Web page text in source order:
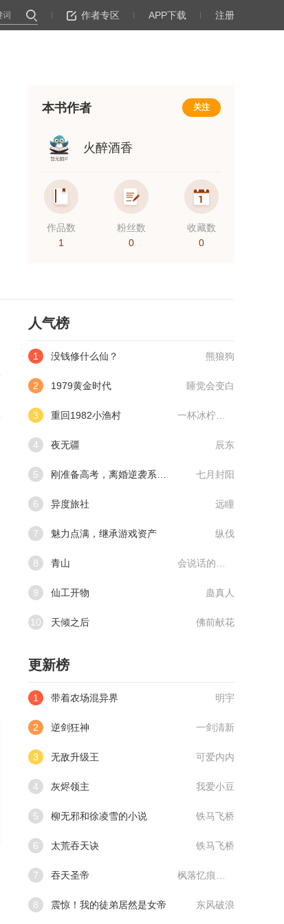
作者专区 APP下载 注册
本书作者 关注
火醉酒香
作品数
1
粉丝数
0
收藏数
0
人气榜
1 没钱修什么仙？ 熊狼狗
2 1979黄金时代 睡觉会变白
3 重回1982小渔村
4 夜无疆 辰东
5 七月封阳
6 异度旅社 远瞳
7 魅力点满，继承游戏资产 纵伐
8 青山
9 仙工开物 蛊真人
10 天倾之后 佛前献花
更新榜
1 带着农场混异界 明宇
2 逆剑狂神 一剑清新
3 无敌升级王 可爱内内
4 灰烬领主 我爱小豆
5 柳无邪和徐凌雪的小说 铁马飞桥
6 太荒吞天诀 铁马飞桥
7 吞天圣帝
8 震惊！我的徒弟居然是女帝 东风破浪